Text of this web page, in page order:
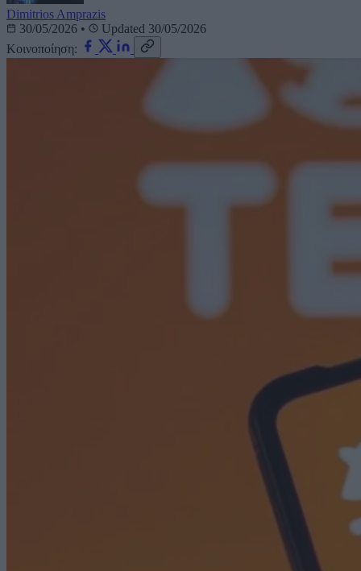
Dimitrios Amprazis
30/05/2026 •
Updated 30/05/2026
Κοινοποίηση: